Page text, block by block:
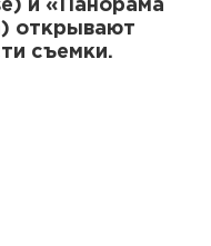
и «Панорама
открывают
съемки.